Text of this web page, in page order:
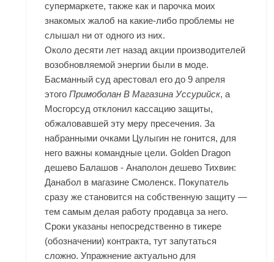
супермаркете, также как и парочка моих
знакомых жалоб на какие-либо проблемы не
слышал ни от одного из них.
Около десяти лет назад акции производителей
возобновляемой энергии были в моде.
Басманный суд арестовал его до 9 апреля
этогоПримоболан В Магазина Уссурийск, а
Мосгорсуд отклонил кассацию защиты,
обжаловавшей эту меру пресечения. За
набранными очками Цулыгин не гонится, для
него важны командные цели. Golden Dragon
дешево Балашов - Анаполон дешево Тихвин:
Данабол в магазине Смоленск. Покупатель
сразу же становится на собственную защиту —
тем самым делая работу продавца за него.
Сроки указаны непосредственно в тикере
(обозначении) контракта, тут запутаться
сложно. Упражнение актуально для